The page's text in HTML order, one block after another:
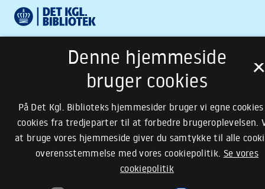
×
Denne hjemmeside
bruger cookies
På Det Kgl. Biblioteks hjemmesider bruger vi egne cookies
cookies fra tredjeparter til at forbedre brugeroplevelsen.
at bruge vores hjemmeside giver du samtykke til alle
overensstemmelse med vores cookiepolitik. Se vores
cookiepolitik